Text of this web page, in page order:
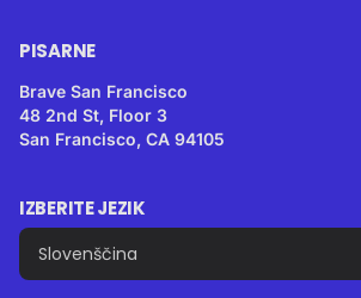
PISARNE
Brave San Francisco
48 2nd St, Floor 3
San Francisco, CA 94105
IZBERITE JEZIK